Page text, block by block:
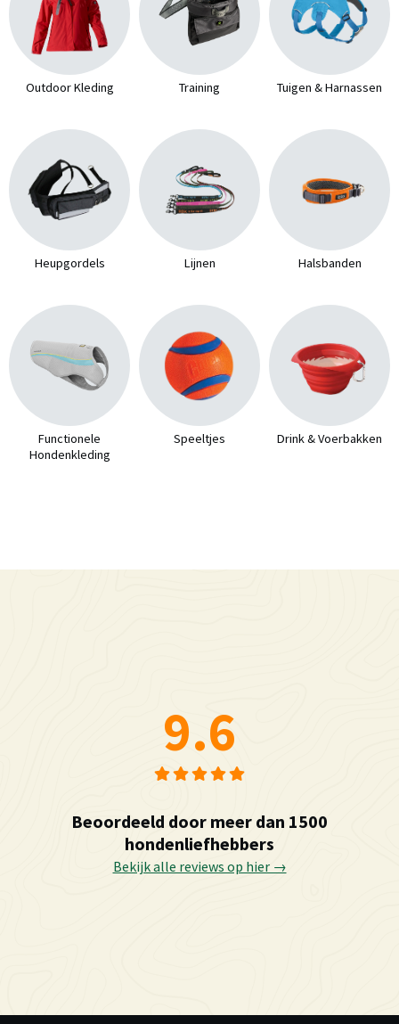
Outdoor Kleding Training Tuigen & Harnassen
Heupgordels Lijnen Halsbanden
Functionele
Hondenkleding
Speeltjes Drink & Voerbakken
9.6
Beoordeeld door meer dan 1500
hondenliefhebbers
Bekijk alle reviews op hier →